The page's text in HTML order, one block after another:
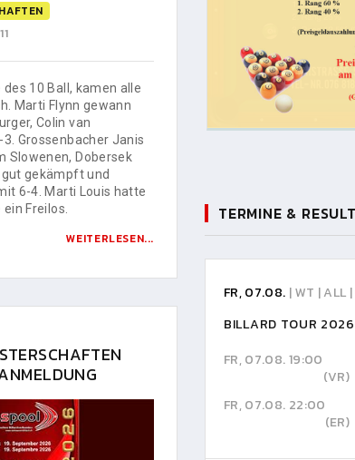
des 10 Ball, kamen alle
Marti Flynn gewann
Colin van
Grossenbacher Janis
Slowenen, Dobersek
gekämpft und
6-4. Marti Louis hatte
Freilos.
WEITERLESEN...
TERMINE &
FR, 07.08. | WT | ALL |
BILLARD TOUR
FR, 07.08. 19:00
(VR)
FR, 07.08. 22:00
(ER)